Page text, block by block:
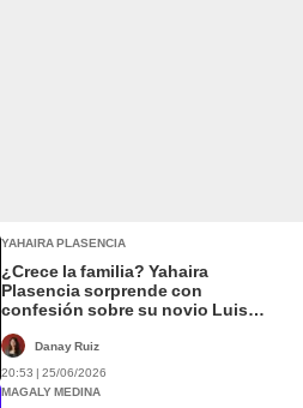
YAHAIRA PLASENCIA
¿Crece la familia? Yahaira
Plasencia sorprende con
confesión sobre su novio Luis
que sea el padre de mi hijo"
Danay Ruiz
20:53 | 25/06/2026
MAGALY MEDINA